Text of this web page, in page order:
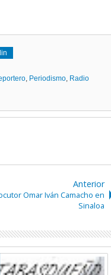
, Periodismo, Radio
Anterior
Omar Iván Camacho en
Sinaloa